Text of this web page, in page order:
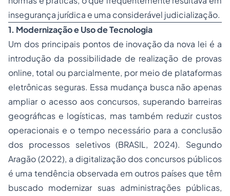
insegurança jurídica e uma considerável judicialização.
1. Modernização e Uso de Tecnologia
Um dos principais pontos de inovação da nova lei é a
introdução da possibilidade de realização de provas
online, total ou parcialmente, por meio de plataformas
eletrônicas seguras. Essa mudança busca não apenas
ampliar o acesso aos concursos, superando barreiras
geográficas e logísticas, mas também reduzir custos
operacionais e o tempo necessário para a conclusão
dos processos seletivos (BRASIL, 2024). Segundo
Aragão (2022), a digitalização dos concursos públicos
é uma tendência observada em outros países que têm
buscado modernizar suas administrações públicas,